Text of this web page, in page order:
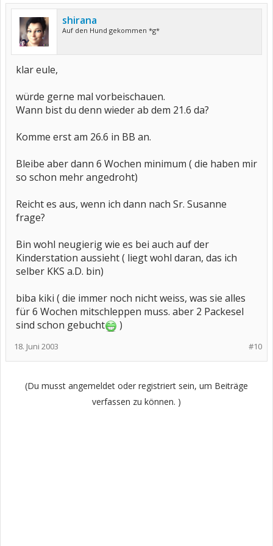
shirana
Auf den Hund gekommen *g*
klar eule,
würde gerne mal vorbeischauen.
Wann bist du denn wieder ab dem 21.6 da?
Komme erst am 26.6 in BB an.
Bleibe aber dann 6 Wochen minimum ( die haben mir
so schon mehr angedroht)
Reicht es aus, wenn ich dann nach Sr. Susanne
frage?
Bin wohl neugierig wie es bei auch auf der
Kinderstation aussieht ( liegt wohl daran, das ich
selber KKS a.D. bin)
biba kiki ( die immer noch nicht weiss, was sie alles
für 6 Wochen mitschleppen muss. aber 2 Packesel
sind schon gebucht
)
#10
18. Juni 2003
(Du musst angemeldet oder registriert sein, um Beiträge
verfassen zu können. )